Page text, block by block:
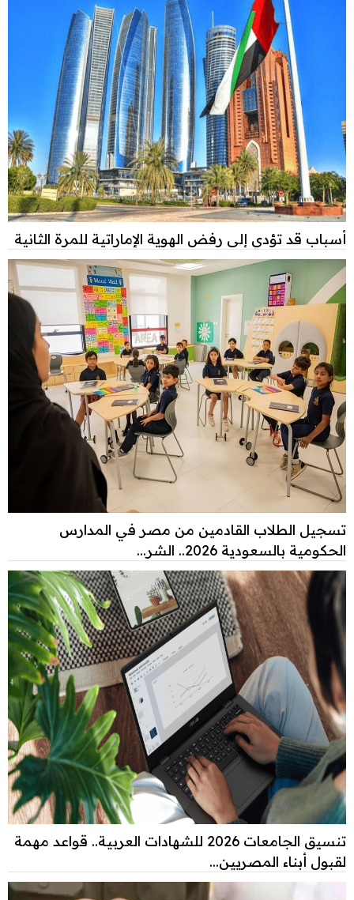
أسباب قد تؤدي إلى رفض الهوية الإماراتية للمرة الثانية
تسجيل الطلاب القادمين من مصر في المدارس
الحكومية بالسعودية 2026.. الشر...
تنسيق الجامعات 2026 للشهادات العربية.. قواعد مهمة
لقبول أبناء المصريين...